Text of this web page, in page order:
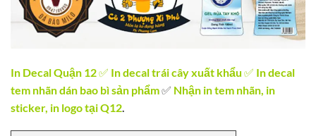
In Decal Quận 12✅ In decal trái cây xuất khẩu ✅ In decal
tem nhãn dán bao bì sản phẩm✅ Nhận in tem nhãn, in
sticker, in logo tại Q12